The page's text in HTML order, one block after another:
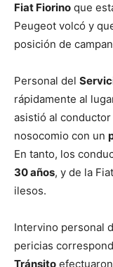
Fiat Fiorino que
Peugeot volcó y
posición de
Personal del
rápidamente al
asistió al
nosocomio con un
En tanto, los
30 años, y de la
ilesos.
Intervino personal
pericias
Tránsito